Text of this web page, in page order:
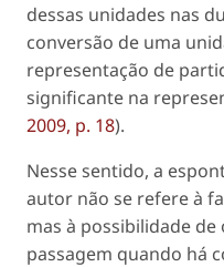
dessas unidades nas
conversão de uma
representação de
significante na
2009, p. 18).
Nesse sentido, a
autor não se refere à
mas à possibilidade
passagem quando há